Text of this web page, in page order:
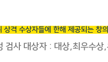
격 수상자들에 한해 제공되는 창
검사 대상자 : 대상,최우수